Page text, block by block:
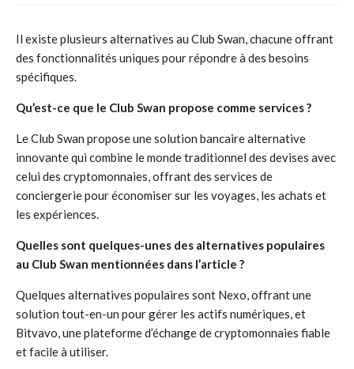
Il existe plusieurs alternatives au Club Swan, chacune offrant
des fonctionnalités uniques pour répondre à des besoins
spécifiques.
Qu’est-ce que le Club Swan propose comme services ?
Le Club Swan propose une solution bancaire alternative
innovante qui combine le monde traditionnel des devises avec
celui des cryptomonnaies, offrant des services de
conciergerie pour économiser sur les voyages, les achats et
les expériences.
Quelles sont quelques-unes des alternatives populaires
au Club Swan mentionnées dans l’article ?
Quelques alternatives populaires sont Nexo, offrant une
solution tout-en-un pour gérer les actifs numériques, et
Bitvavo, une plateforme d’échange de cryptomonnaies fiable
et facile à utiliser.